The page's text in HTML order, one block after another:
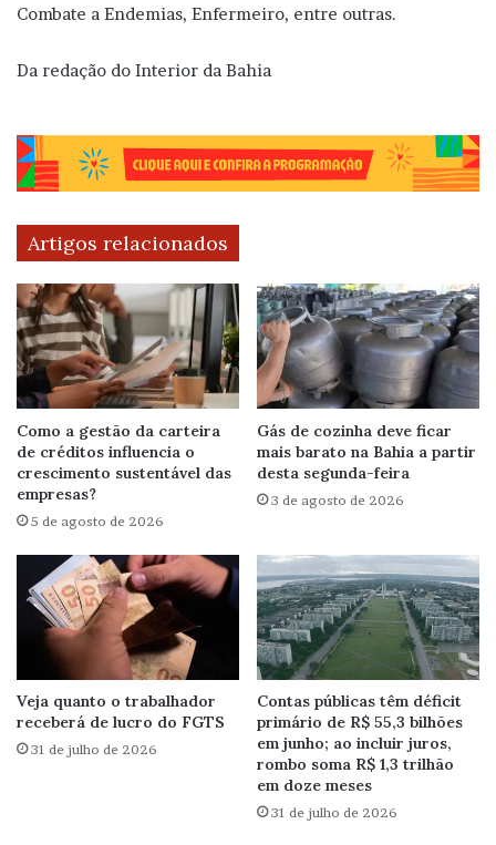
Combate a Endemias, Enfermeiro, entre outras.
Da redação do Interior da Bahia
Artigos relacionados
Como a gestão da carteira
de créditos influencia o
crescimento sustentável das
empresas?
5 de agosto de 2026
Gás de cozinha deve ficar
mais barato na Bahia a partir
desta segunda-feira
3 de agosto de 2026
Veja quanto o trabalhador
receberá de lucro do FGTS
31 de julho de 2026
Contas públicas têm déficit
primário de R$ 55,3 bilhões
em junho; ao incluir juros,
rombo soma R$ 1,3 trilhão
em doze meses
31 de julho de 2026